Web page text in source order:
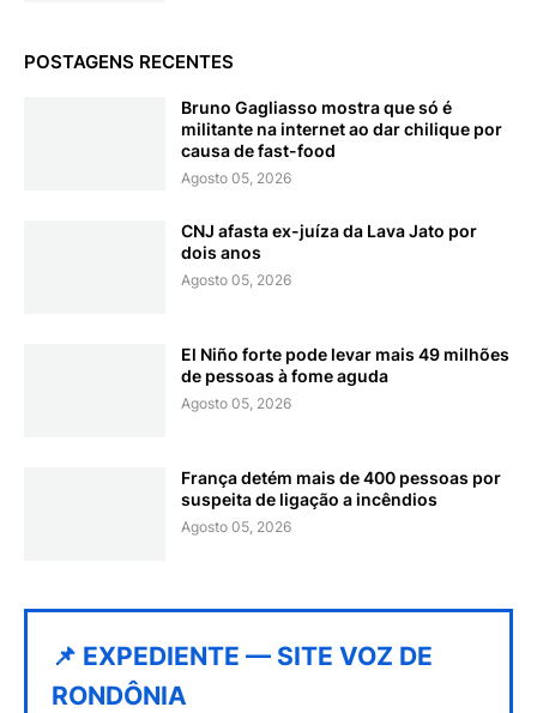
POSTAGENS RECENTES
Bruno Gagliasso mostra que só é
militante na internet ao dar chilique por
causa de fast-food
Agosto 05, 2026
CNJ afasta ex-juíza da Lava Jato por
dois anos
Agosto 05, 2026
El Niño forte pode levar mais 49 milhões
de pessoas à fome aguda
Agosto 05, 2026
França detém mais de 400 pessoas por
suspeita de ligação a incêndios
Agosto 05, 2026
📌 EXPEDIENTE — SITE VOZ DE
RONDÔNIA